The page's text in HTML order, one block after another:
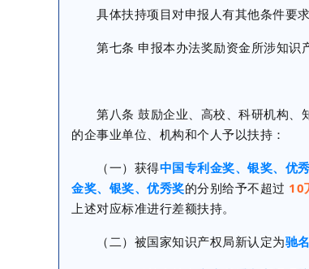
具体扶持项目对申报人有其他条件要求
第七条 申报本办法奖励资金所涉知识产
第八条 鼓励企业、高校、科研机构、
的企事业单位、机构和个人予以扶持：
（一）获得中国专利金奖、银奖、优
金奖、银奖、优秀奖的分别给予不超过 10
上述对应标准进行差额扶持。
（二）被国家知识产权局新认定为驰